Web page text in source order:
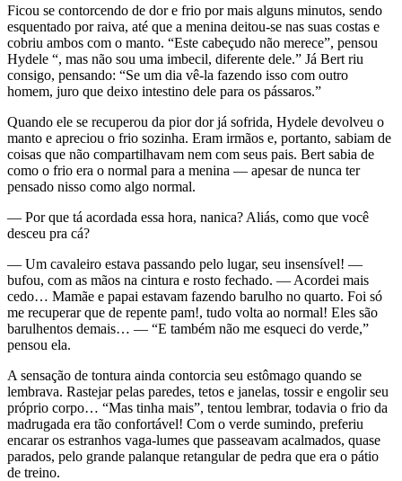
Ficou se contorcendo de dor e frio por mais alguns minutos, sendo
esquentado por raiva, até que a menina deitou-se nas suas costas e
cobriu ambos com o manto. “Este cabeçudo não merece”, pensou
Hydele “, mas não sou uma imbecil, diferente dele.” Já Bert riu
consigo, pensando: “Se um dia vê-la fazendo isso com outro
homem, juro que deixo intestino dele para os pássaros.”
Quando ele se recuperou da pior dor já sofrida, Hydele devolveu o
manto e apreciou o frio sozinha. Eram irmãos e, portanto, sabiam de
coisas que não compartilhavam nem com seus pais. Bert sabia de
como o frio era o normal para a menina — apesar de nunca ter
pensado nisso como algo normal.
— Por que tá acordada essa hora, nanica? Aliás, como que você
desceu pra cá?
— Um cavaleiro estava passando pelo lugar, seu insensível! —
bufou, com as mãos na cintura e rosto fechado. — Acordei mais
cedo… Mamãe e papai estavam fazendo barulho no quarto. Foi só
me recuperar que de repente pam!, tudo volta ao normal! Eles são
barulhentos demais… — “E também não me esqueci do verde,”
pensou ela.
A sensação de tontura ainda contorcia seu estômago quando se
lembrava. Rastejar pelas paredes, tetos e janelas, tossir e engolir seu
próprio corpo… “Mas tinha mais”, tentou lembrar, todavia o frio da
madrugada era tão confortável! Com o verde sumindo, preferiu
encarar os estranhos vaga-lumes que passeavam acalmados, quase
parados, pelo grande palanque retangular de pedra que era o pátio
de treino.